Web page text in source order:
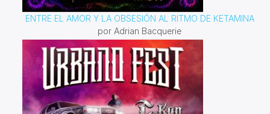
ENTRE EL AMOR Y LA OBSESIÓN AL RITMO DE KETAMINA
por Adrian Bacquerie